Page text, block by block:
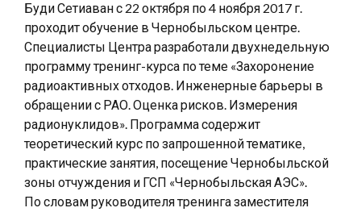
Буди Сетиаван с 22 октября по 4 ноября 2017 г.
проходит обучение в Чернобыльском центре.
Специалисты Центра разработали двухнедельную
программу тренинг-курса по теме «Захоронение
радиоактивных отходов. Инженерные барьеры в
обращении с РАО. Оценка рисков. Измерения
радионуклидов». Программа содержит
теоретический курс по запрошенной тематике,
практические занятия, посещение Чернобыльской
зоны отчуждения и ГСП «Чернобыльская АЭС».
По словам руководителя тренинга заместителя